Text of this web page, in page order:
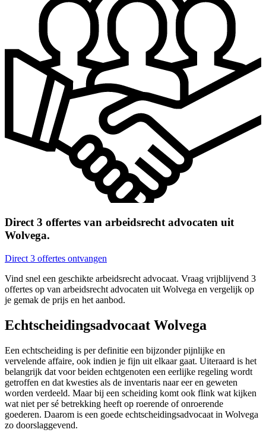
Direct 3 offertes van arbeidsrecht advocaten uit
Wolvega.
Direct 3 offertes ontvangen
Vind snel een geschikte arbeidsrecht advocaat. Vraag vrijblijvend 3
offertes op van arbeidsrecht advocaten uit Wolvega en vergelijk op
je gemak de prijs en het aanbod.
Echtscheidingsadvocaat Wolvega
Een echtscheiding is per definitie een bijzonder pijnlijke en
vervelende affaire, ook indien je fijn uit elkaar gaat. Uiteraard is het
belangrijk dat voor beiden echtgenoten een eerlijke regeling wordt
getroffen en dat kwesties als de inventaris naar eer en geweten
worden verdeeld. Maar bij een scheiding komt ook flink wat kijken
wat niet per sé betrekking heeft op roerende of onroerende
goederen. Daarom is een goede echtscheidingsadvocaat in Wolvega
zo doorslaggevend.